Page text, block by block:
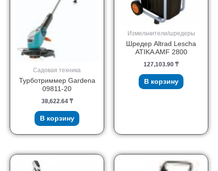
Садовая техника
Турботриммер Gardena
09811-20
38,622.64 ₸
В корзину
Измельчители/шредеры
Шредер Altrad Lescha
ATIKA AMF 2800
127,103.90 ₸
В корзину